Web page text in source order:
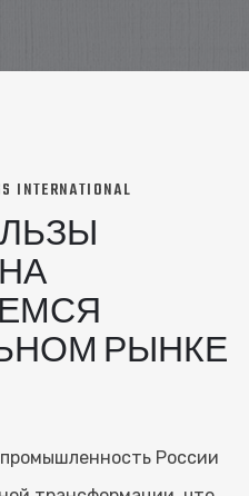
INTERNATIONAL
РЫНКЕ
России